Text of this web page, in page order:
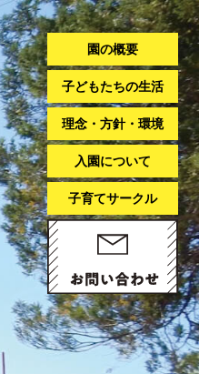
園の概要
子どもたちの生活
理念・方針・環境
入園について
子育てサークル